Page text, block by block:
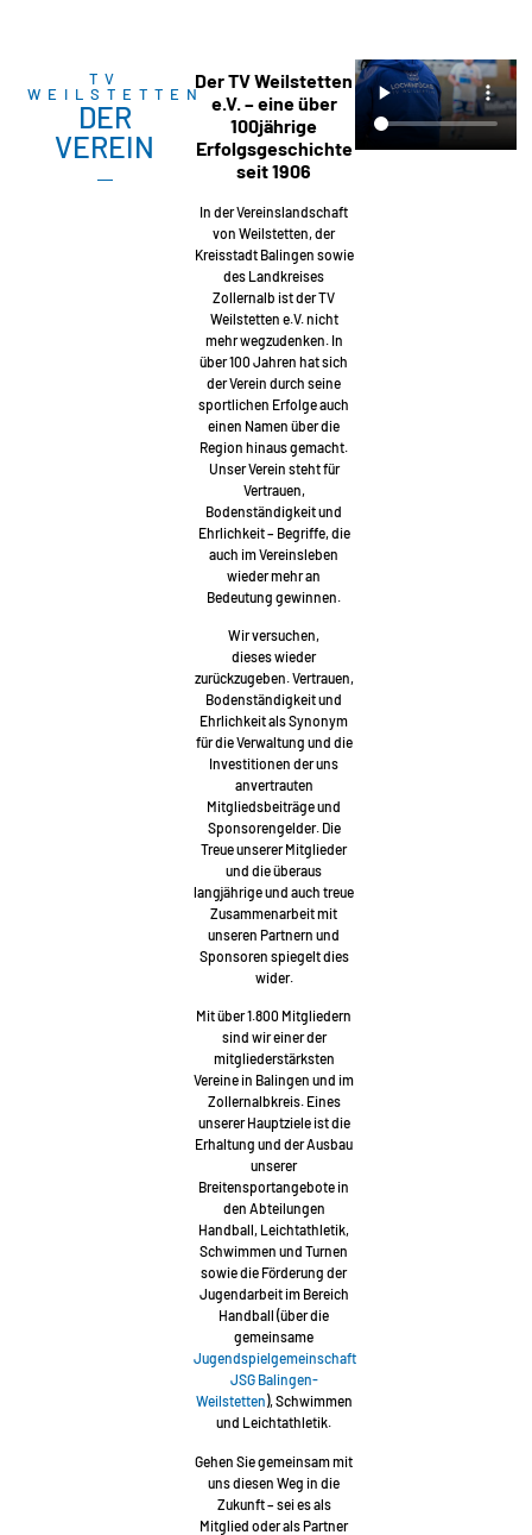
TV
WEILSTETTEN
DER
VEREIN
Der TV Weilstetten
e.V. – eine über
100jährige
Erfolgsgeschichte
seit 1906
In der Vereinslandschaft
von Weilstetten, der
Kreisstadt Balingen sowie
des Landkreises
Zollernalb ist der TV
Weilstetten e.V. nicht
mehr wegzudenken. In
über 100 Jahren hat sich
der Verein durch seine
sportlichen Erfolge auch
einen Namen über die
Region hinaus gemacht.
Unser Verein steht für
Vertrauen,
Bodenständigkeit und
Ehrlichkeit – Begriffe, die
auch im Vereinsleben
wieder mehr an
Bedeutung gewinnen.
Wir versuchen,
dieses wieder
zurückzugeben. Vertrauen,
Bodenständigkeit und
Ehrlichkeit als Synonym
für die Verwaltung und die
Investitionen der uns
anvertrauten
Mitgliedsbeiträge und
Sponsorengelder. Die
Treue unserer Mitglieder
und die überaus
langjährige und auch treue
Zusammenarbeit mit
unseren Partnern und
Sponsoren spiegelt dies
wider.
Mit über 1.800 Mitgliedern
sind wir einer der
mitgliederstärksten
Vereine in Balingen und im
Zollernalbkreis. Eines
unserer Hauptziele ist die
Erhaltung und der Ausbau
unserer
Breitensportangebote in
den Abteilungen
Handball, Leichtathletik,
Schwimmen und Turnen
sowie die Förderung der
Jugendarbeit im Bereich
Handball (über die
gemeinsame
Jugendspielgemeinschaft
JSG Balingen-
Weilstetten), Schwimmen
und Leichtathletik.
Gehen Sie gemeinsam mit
uns diesen Weg in die
Zukunft – sei es als
Mitglied oder als Partner